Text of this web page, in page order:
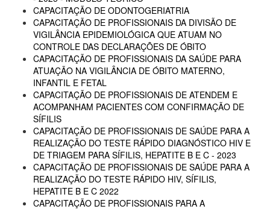
CAPACITAÇÃO DE ODONTOGERIATRIA
CAPACITAÇÃO DE PROFISSIONAIS DA DIVISÃO DE
VIGILÂNCIA EPIDEMIOLÓGICA QUE ATUAM NO
CONTROLE DAS DECLARAÇÕES DE ÓBITO
CAPACITAÇÃO DE PROFISSIONAIS DA SAÚDE PARA
ATUAÇÃO NA VIGILÂNCIA DE ÓBITO MATERNO,
INFANTIL E FETAL
CAPACITAÇÃO DE PROFISSIONAIS DE ATENDEM E
ACOMPANHAM PACIENTES COM CONFIRMAÇÃO DE
SÍFILIS
CAPACITAÇÃO DE PROFISSIONAIS DE SAÚDE PARA A
REALIZAÇÃO DO TESTE RÁPIDO DIAGNÓSTICO HIV E
DE TRIAGEM PARA SÍFILIS, HEPATITE B E C - 2023
CAPACITAÇÃO DE PROFISSIONAIS DE SAÚDE PARA A
REALIZAÇÃO DO TESTE RÁPIDO HIV, SÍFILIS,
HEPATITE B E C 2022
CAPACITAÇÃO DE PROFISSIONAIS PARA A